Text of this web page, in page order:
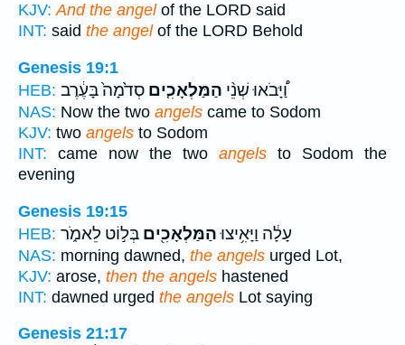
KJV: And the angelof the LORD said
INT: said the angelof the LORD Behold
Genesis 19:1
HEB:
וַ֠יָּבֹאוּ שְׁנֵ֨י הַמַּלְאָכִ֤ים סְדֹ֙מָה֙ בָּעֶ֔רֶב
NAS: Now the two angels came to Sodom
KJV: two angels to Sodom
INT: came now the two angels to Sodom the
evening
Genesis 19:15
HEB:
עָלָ֔ה וַיָּאִ֥יצוּהַמַּלְאָכִ֖ים בְּל֣וֹט לֵאמֹ֑ר
NAS: morning dawned, the angels urged Lot,
KJV: arose, then the angels hastened
INT: dawned urged the angels Lot saying
Genesis 21:17